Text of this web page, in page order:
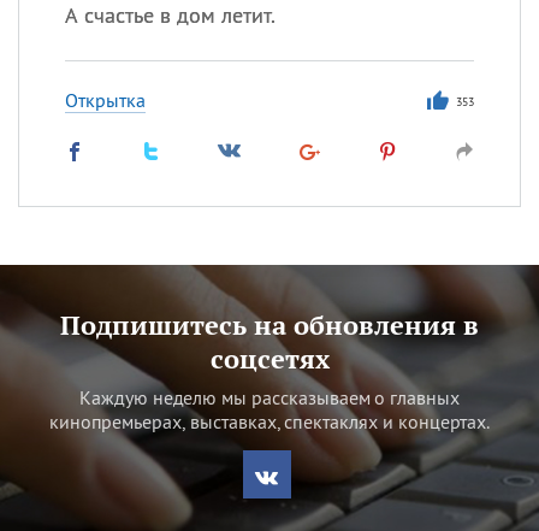
А счастье в дом летит.
Открытка 353
Подпишитесь на обновления в
соцсетях
Каждую неделю мы рассказываем о главных
кинопремьерах, выставках, спектаклях и концертах.